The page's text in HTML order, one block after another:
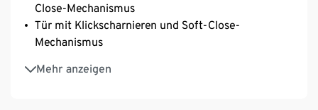
Close-Mechanismus
Tür mit Klickscharnieren und Soft-Close-
Mechanismus
Mehr anzeigen
Fach mit individuell höhenverstellbarem
Einlegeboden